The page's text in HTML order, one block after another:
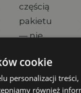
częścią
pakietu
— nie
za nią
dodatkowo
cookie
personalizacji
również